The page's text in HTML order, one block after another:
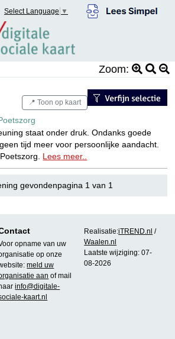
Select Language ▼
Zoom:
📍 Toon op kaart
staat onder druk. Ondanks goede
tijd meer voor persoonlijke aandacht.
Lees meer..
gevondenpagina 1 van 1
opname van uw
op onze
meld uw
aan of mail
info@digitale-
kaart.nl
Realisatie:iTREND.nl /
Waalen.nl
Laatste wijziging: 07-
08-2026